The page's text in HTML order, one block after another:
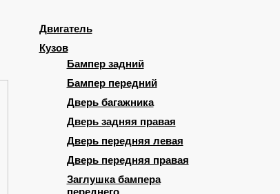
Двигатель
Кузов
Бампер задний
Бампер передний
Дверь багажника
Дверь задняя правая
Дверь передняя левая
Дверь передняя правая
Заглушка бампера